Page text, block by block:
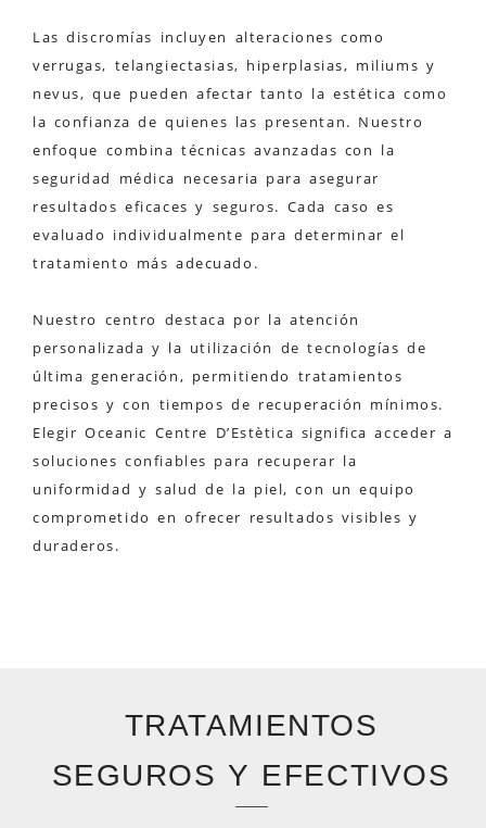
Las discromías incluyen alteraciones como
verrugas, telangiectasias, hiperplasias, miliums y
nevus, que pueden afectar tanto la estética como
la confianza de quienes las presentan. Nuestro
enfoque combina técnicas avanzadas con la
seguridad médica necesaria para asegurar
resultados eficaces y seguros. Cada caso es
evaluado individualmente para determinar el
tratamiento más adecuado.
Nuestro centro destaca por la atención
personalizada y la utilización de tecnologías de
última generación, permitiendo tratamientos
precisos y con tiempos de recuperación mínimos.
Elegir Oceanic Centre D’Estètica significa acceder a
soluciones confiables para recuperar la
uniformidad y salud de la piel, con un equipo
comprometido en ofrecer resultados visibles y
duraderos.
TRATAMIENTOS
SEGUROS Y EFECTIVOS